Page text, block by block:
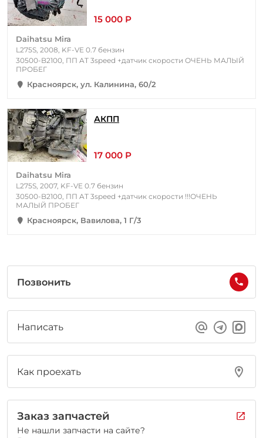
15 000 Р
Daihatsu Mira
L275S, 2008, KF-VE 0.7 бензин
30500-B2100, ПП AT 3speed +датчик скорости ОЧЕНЬ МАЛЫЙ
ПРОБЕГ
Красноярск, ул. Калинина, 60/2
АКПП
17 000 Р
Daihatsu Mira
L275S, 2007, KF-VE 0.7 бензин
30500-B2100, ПП AT 3speed +датчик скорости !!!ОЧЕНЬ
МАЛЫЙ ПРОБЕГ
Красноярск, Вавилова, 1 Г/3
Позвонить
Написать
Как проехать
Заказ запчастей
Не нашли запчасти на сайте?